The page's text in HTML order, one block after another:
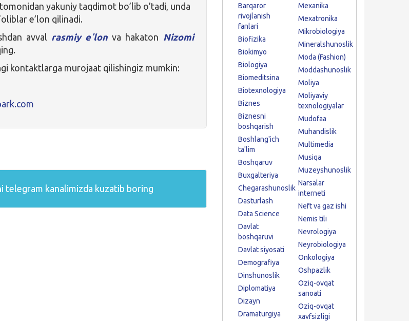
yakuniy taqdimot bo’lib o’tadi, unda
e’lon qilinadi.
avval rasmiy eʼlon va hakaton Nizomi
kontaktlarga murojaat qilishingiz mumkin:
telegram kanalimizda kuzatib boring
Barqaror
rivojlanish
fanlari
Biofizika
Biokimyo
Biologiya
Biomeditsina
Biotexnologiya
Biznes
Biznesni
boshqarish
Boshlang'ich
ta'lim
Boshqaruv
Buxgalteriya
Chegarashunoslik
Dasturlash
Data Science
Davlat
boshqaruvi
Davlat siyosati
Demografiya
Dinshunoslik
Diplomatiya
Dizayn
Dramaturgiya
Mexanika
Mexatronika
Mikrobiologiya
Mineralshunoslik
Moda (Fashion)
Moddashunoslik
Moliya
Moliyaviy
texnologiyalar
Mudofaa
Muhandislik
Multimedia
Musiqa
Muzeyshunoslik
Narsalar
interneti
Neft va gaz ishi
Nemis tili
Nevrologiya
Neyrobiologiya
Onkologiya
Oshpazlik
Oziq-ovqat
sanoati
Oziq-ovqat
xavfsizligi